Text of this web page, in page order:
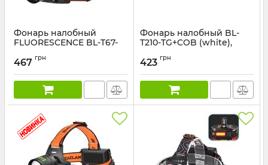
Фонарь налобный
FLUORESCENCE BL-T67-
Type-C, zoom
Артикул:BL-T67-TG
467 грн
Фонарь налобный BL-
T210-TG+COB (white),
Type-C, zoom
Артикул:BL-T210-TG
423 грн